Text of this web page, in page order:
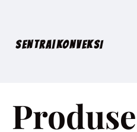
SENTRA|KONVEKSI